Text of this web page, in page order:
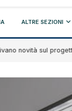
ALTRE SEZIONI
sul progetto di vita